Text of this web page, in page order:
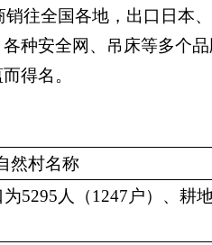
往全国各地，出口日本
种安全网、吊床等多个
得名。
然村名称
5295人（1247户）、耕